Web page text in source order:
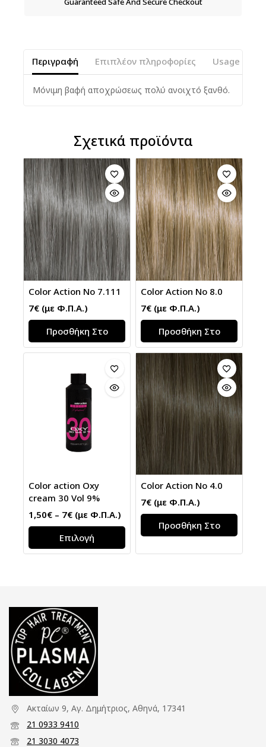
Περιγραφή Επιπλέον πληροφορίες Usage
Μόνιμη βαφή αποχρώσεως πολύ ανοιχτό ξανθό.
Σχετικά προϊόντα
Color Action No 7.111
7€ (με Φ.Π.Α.)
Προσθήκη Στο
Καλάθι
Color Action No 8.0
7€ (με Φ.Π.Α.)
Προσθήκη Στο
Καλάθι
Color action Oxy
cream 30 Vol 9%
1,50€ – 7€ (με Φ.Π.Α.)
Επιλογή
Color Action No 4.0
7€ (με Φ.Π.Α.)
Προσθήκη Στο
Ακταίων 9, Αγ. Δημήτριος, Αθηνά, 17341
21 0933 9410
21 3030 4073